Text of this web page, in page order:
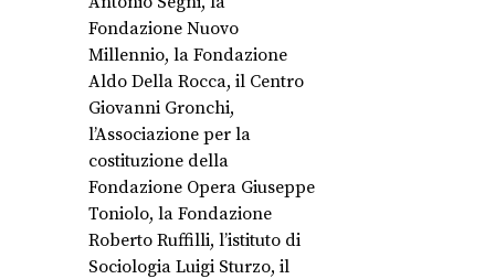
Fondazione Nuovo
Millennio, la Fondazione
Aldo Della Rocca, il Centro
Giovanni Gronchi,
l’Associazione per la
costituzione della
Fondazione Opera Giuseppe
Toniolo, la Fondazione
Roberto Ruffilli, l’istituto di
Sociologia Luigi Sturzo, il